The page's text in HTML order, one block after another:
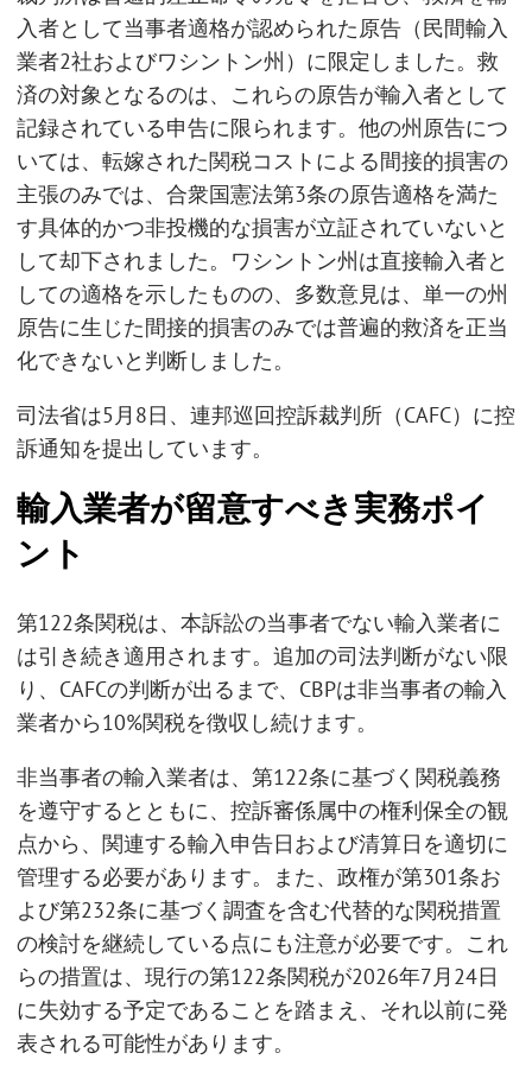
入者として当事者適格が認められた原告（民間輸入
業者2社およびワシントン州）に限定しました。救
済の対象となるのは、これらの原告が輸入者として
記録されている申告に限られます。他の州原告につ
いては、転嫁された関税コストによる間接的損害の
主張のみでは、合衆国憲法第3条の原告適格を満た
す具体的かつ非投機的な損害が立証されていないと
して却下されました。ワシントン州は直接輸入者と
しての適格を示したものの、多数意見は、単一の州
原告に生じた間接的損害のみでは普遍的救済を正当
化できないと判断しました。
司法省は5月8日、連邦巡回控訴裁判所（CAFC）に控
訴通知を提出しています。
輸入業者が留意すべき実務ポイ
ント
第122条関税は、本訴訟の当事者でない輸入業者に
は引き続き適用されます。追加の司法判断がない限
り、CAFCの判断が出るまで、CBPは非当事者の輸入
業者から10%関税を徴収し続けます。
非当事者の輸入業者は、第122条に基づく関税義務
を遵守するとともに、控訴審係属中の権利保全の観
点から、関連する輸入申告日および清算日を適切に
管理する必要があります。また、政権が第301条お
よび第232条に基づく調査を含む代替的な関税措置
の検討を継続している点にも注意が必要です。これ
らの措置は、現行の第122条関税が2026年7月24日
に失効する予定であることを踏まえ、それ以前に発
表される可能性があります。